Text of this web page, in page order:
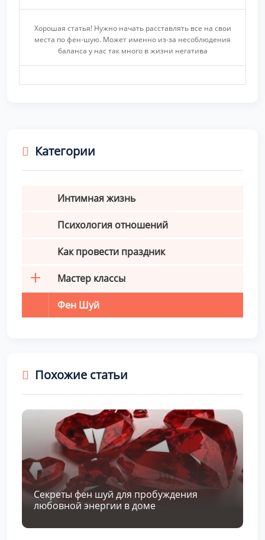
Хорошая статья! Нужно начать расставлять все на свои
места по фен-шую. Может именно из-за несоблюдения
баланса у нас так много в жизни негатива
Категории
Интимная жизнь
Психология отношений
Как провести праздник
Мастер классы
Фен Шуй
Похожие статьи
Секреты фен шуй для пробуждения
любовной энергии в доме